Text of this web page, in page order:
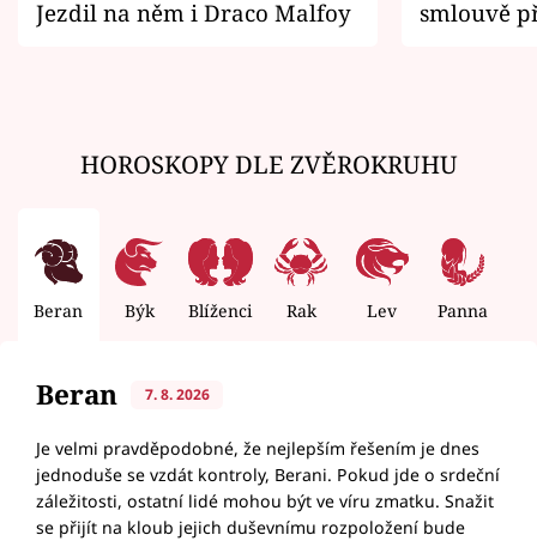
Jezdil na něm i Draco Malfoy
smlouvě
HOROSKOPY DLE ZVĚROKRUHU
Beran Býk Blíženci Rak Lev Panna
Beran 7. 8. 2026
Je velmi pravděpodobné, že nejlepším řešením je dnes
jednoduše se vzdát kontroly, Berani. Pokud jde o srdeční
záležitosti, ostatní lidé mohou být ve víru zmatku. Snažit
se přijít na kloub jejich duševnímu rozpoložení bude